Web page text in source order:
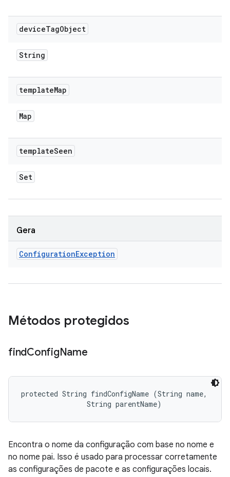
deviceTagObject
String
templateMap
Map
templateSeen
Set
Gera
ConfigurationException
Métodos protegidos
findConfigName
protected String findConfigName (String name,
                String parentName)
Encontra o nome da configuração com base no nome e
no nome pai. Isso é usado para processar corretamente
as configurações de pacote e as configurações locais.